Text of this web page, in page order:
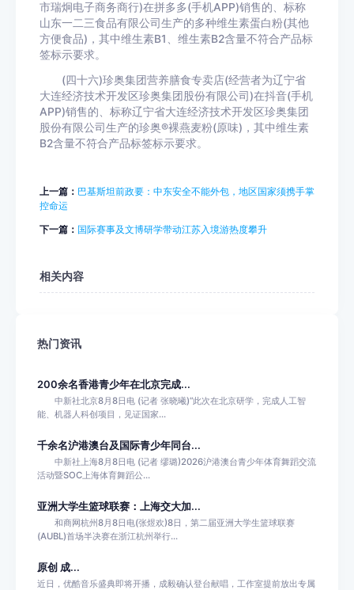
市瑞炯电子商务商行)在拼多多(手机APP)销售的、标称
山东一二三食品有限公司生产的多种维生素蛋白粉(其他
方便食品)，其中维生素B1、维生素B2含量不符合产品标
签标示要求。
(四十六)珍奥集团营养膳食专卖店(经营者为辽宁省
大连经济技术开发区珍奥集团股份有限公司)在抖音(手机
APP)销售的、标称辽宁省大连经济技术开发区珍奥集团
股份有限公司生产的珍奥®裸燕麦粉(原味)，其中维生素
B2含量不符合产品标签标示要求。
上一篇： 巴基斯坦前政要：中东安全不能外包，地区国家须携手掌
控命运
下一篇： 国际赛事及文博研学带动江苏入境游热度攀升
相关内容
热门资讯
200余名香港青少年在北京完成...
中新社北京8月8日电 (记者 张晓曦)“此次在北京研学，完成人工智
能、机器人科创项目，见证国家...
千余名沪港澳台及国际青少年同台...
中新社上海8月8日电 (记者 缪璐)2026沪港澳台青少年体育舞蹈交流
活动暨SOC上海体育舞蹈公...
亚洲大学生篮球联赛：上海交大加...
和商网杭州8月8日电(张煜欢)8日，第二届亚洲大学生篮球联赛
(AUBL)首场半决赛在浙江杭州举行...
原创 成...
近日，优酷音乐盛典即将开播，成毅确认登台献唱，工作室提前放出专属